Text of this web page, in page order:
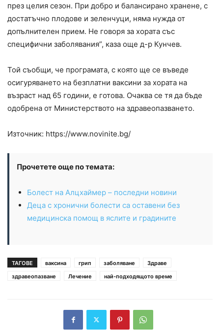
през целия сезон. При добро и балансирано хранене, с
достатъчно плодове и зеленчуци, няма нужда от
допълнителен прием. Не говоря за хората със
специфични заболявания”, каза още д-р Кунчев.
Той съобщи, че програмата, с която ще се въведе
осигуряването на безплатни ваксини за хората на
възраст над 65 години, е готова. Очаква се тя да бъде
одобрена от Министерството на здравеопазването.
Източник: https://www.novinite.bg/
Прочетете още по темата:
Болест на Алцхаймер – последни новини
Деца с хронични болести са оставени без
медицинска помощ в яслите и градините
ТАГОВЕ ваксина грип заболяване
Здраве
здравеопазване
Лечение най-подходящото време